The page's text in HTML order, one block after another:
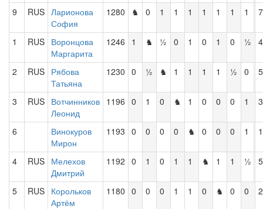
9 RUS Ларионова
София
1280 ♞ 0 1 1 1 1 1 1 1
1 RUS Воронцова
Маргарита
1246 1 ♞ ½ 0 1 0 1 0 ½
2 RUS Рябова
Татьяна
1230 0 ½ ♞ 1 1 1 1 ½ 0
3 RUS Вотчинников
Леонид
1196 0 1 0 ♞ 1 0 0 0 1
6
Винокуров
Мирон
1193 0 0 0 0 ♞ 0 0 0 1
4 RUS Мелехов
Дмитрий
1192 0 1 0 1 1 ♞ 1 1 ½
5 RUS Корольков
Артём
1180 0 0 0 1 1 0 ♞ 0 0